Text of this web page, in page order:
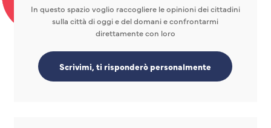
In questo spazio voglio raccogliere le opinioni dei cittadini
sulla città di oggi e del domani e confrontarmi
direttamente con loro
Scrivimi, ti risponderò personalmente